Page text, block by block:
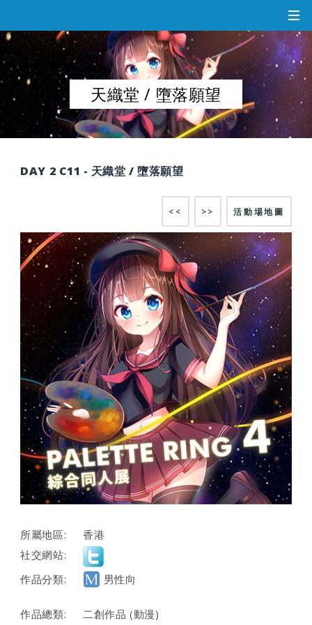
天織堂 / 墮落願望
DAY 2 C11 - 天織堂 / 墮落願望
活動場地圖
>>
<<
所屬地區:
香港
社交網站:
作品分類:
男性向
作品總類: 二創作品 (動漫)